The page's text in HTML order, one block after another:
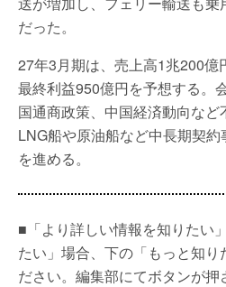
だった。
27年3月期は、売上高1兆200億
最終利益950億円を予想する。
国通商政策、中国経済動向など
LNG船や原油船など中長期契
を進める。
■「より詳しい情報を知りたい
たい」場合、下の「もっと知り
ださい。編集部にてボタンが押